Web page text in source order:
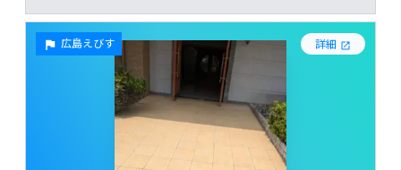
広島えびす 詳細